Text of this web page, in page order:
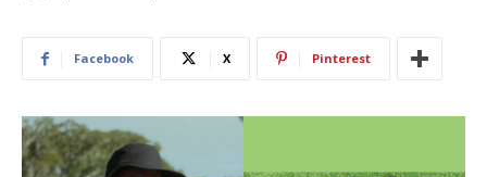
Facebook X Pinterest